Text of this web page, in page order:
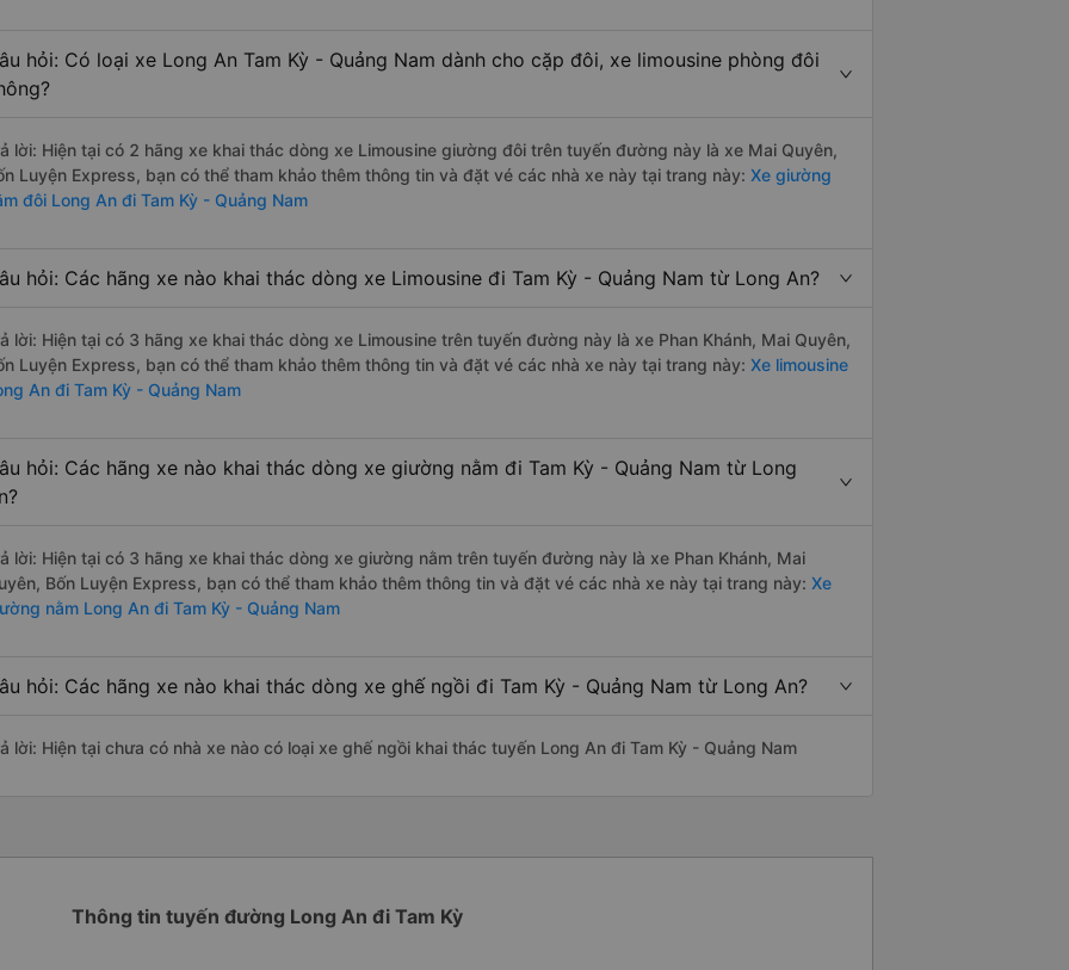
hỏi: Có loại xe Long An Tam Kỳ - Quảng Nam dành cho cặp đôi, xe limousine phòng đôi
lời: Hiện tại có 2 hãng xe khai thác dòng xe Limousine giường đôi trên tuyến đường này là xe Mai Quyên,
Luyện Express, bạn có thể tham khảo thêm thông tin và đặt vé các nhà xe này tại trang này: Xe giường
đôi Long An đi Tam Kỳ - Quảng Nam
hỏi: Các hãng xe nào khai thác dòng xe Limousine đi Tam Kỳ - Quảng Nam từ Long An?
lời: Hiện tại có 3 hãng xe khai thác dòng xe Limousine trên tuyến đường này là xe Phan Khánh, Mai Quyên,
Luyện Express, bạn có thể tham khảo thêm thông tin và đặt vé các nhà xe này tại trang này: Xe limousine
An đi Tam Kỳ - Quảng Nam
hỏi: Các hãng xe nào khai thác dòng xe giường nằm đi Tam Kỳ - Quảng Nam từ Long
lời: Hiện tại có 3 hãng xe khai thác dòng xe giường nằm trên tuyến đường này là xe Phan Khánh, Mai
Bốn Luyện Express, bạn có thể tham khảo thêm thông tin và đặt vé các nhà xe này tại trang này: Xe
nằm Long An đi Tam Kỳ - Quảng Nam
hỏi: Các hãng xe nào khai thác dòng xe ghế ngồi đi Tam Kỳ - Quảng Nam từ Long An?
lời: Hiện tại chưa có nhà xe nào có loại xe ghế ngồi khai thác tuyến Long An đi Tam Kỳ - Quảng Nam
Thông tin tuyến đường Long An đi Tam Kỳ